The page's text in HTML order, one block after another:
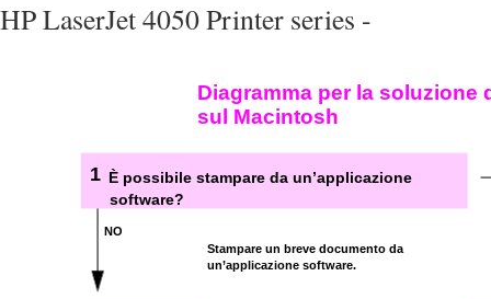
HP LaserJet 4050 Printer series -
Diagramma per la soluzione
sul Macintosh
1 È possibile stampare da un’applicazione
software?
Stampare un breve documento da
un’applicazione software.
NO